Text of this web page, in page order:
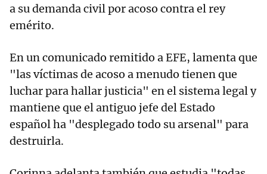
a su demanda civil por acoso contra el rey
emérito.
En un comunicado remitido a EFE, lamenta que
"las víctimas de acoso a menudo tienen que
luchar para hallar justicia" en el sistema legal y
mantiene que el antiguo jefe del Estado
español ha "desplegado todo su arsenal" para
destruirla.